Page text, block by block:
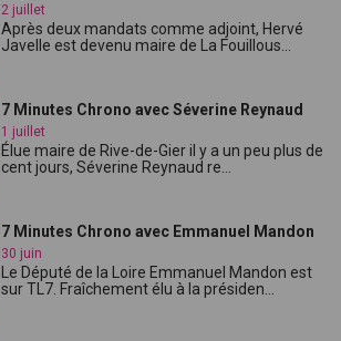
2 juillet
Après deux mandats comme adjoint, Hervé
Javelle est devenu maire de La Fouillous...
7 Minutes Chrono avec Séverine Reynaud
1 juillet
Élue maire de Rive-de-Gier il y a un peu plus de
cent jours, Séverine Reynaud re...
7 Minutes Chrono avec Emmanuel Mandon
30 juin
Le Député de la Loire Emmanuel Mandon est
sur TL7. Fraîchement élu à la présiden...